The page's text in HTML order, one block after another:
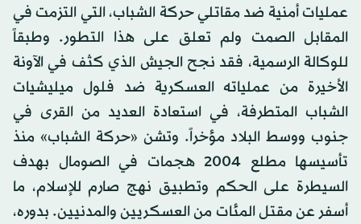
عمليات أمنية ضد مقاتلي حركة الشباب، التي التزمت في
المقابل الصمت ولم تعلق على هذا التطور. وطبقاً
للوكالة الرسمية، فقد نجح الجيش الذي كثف في الآونة
الأخيرة من عملياته العسكرية ضد فلول ميليشيات
الشباب المتطرفة، في استعادة العديد من القرى في
جنوب ووسط البلاد مؤخراً. وتشن «حركة الشباب» منذ
تأسيسها مطلع 2004 هجمات في الصومال بهدف
السيطرة على الحكم وتطبيق نهج صارم للإسلام، ما
أسفر عن مقتل المئات من العسكريين والمدنيين. بدوره،